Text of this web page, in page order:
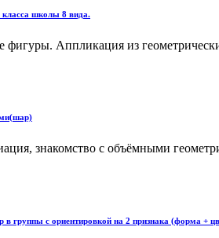
класса школы 8 вида.
фигуры. Аппликация из
знакомство с объёмными
группы с ориентировкой на 2 признака (форма +